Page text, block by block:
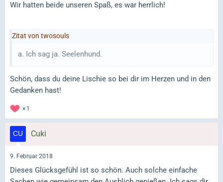
Wir hatten beide unseren Spaß, es war herrlich!
Zitat von twosouls
a. Ich sag ja. Seelenhund.
Schön, dass du deine Lischie so bei dir im Herzen und in den
Gedanken hast!
1
Cuki
9. Februar 2018
Dieses Glücksgefühl ist so schön. Auch solche einfache